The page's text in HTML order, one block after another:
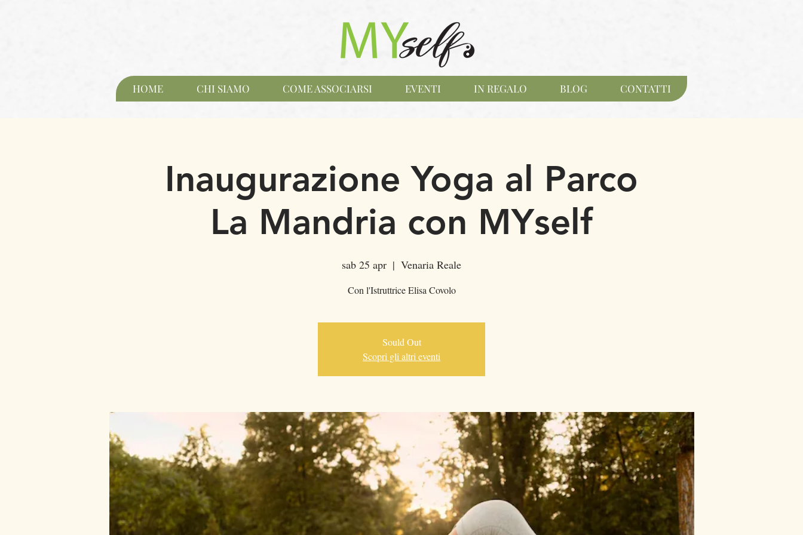
HOME CHI SIAMO COME ASSOCIARSI EVENTI IN REGALO BLOG CONTATTI
Inaugurazione Yoga al Parco
La Mandria con MYself
sab 25 apr
  |
Venaria Reale
Con l'Istruttrice Elisa Covolo
Sould Out
Scopri gli altri eventi